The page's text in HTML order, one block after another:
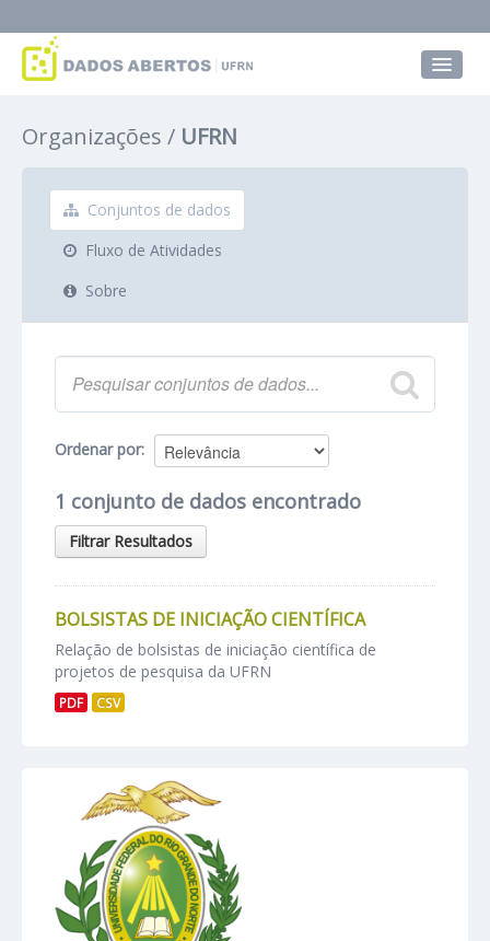
Grupos
Sobre
Organizações UFRN
Conjuntos de dados
Fluxo de Atividades
Sobre
Ordenar por
1 conjunto de dados encontrado
Filtrar Resultados
BOLSISTAS DE INICIAÇÃO CIENTÍFICA
Relação de bolsistas de iniciação científica de
projetos de pesquisa da UFRN
PDF CSV